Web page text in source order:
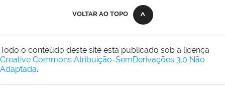
VOLTAR AO TOPO
Todo o conteúdo deste site está publicado sob a licença
Creative Commons Atribuição-SemDerivações 3.0 Não
Adaptada.